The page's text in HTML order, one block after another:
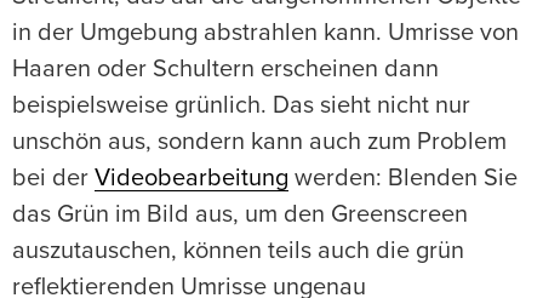
in der Umgebung abstrahlen kann. Umrisse von
Haaren oder Schultern erscheinen dann
beispielsweise grünlich. Das sieht nicht nur
unschön aus, sondern kann auch zum Problem
bei der Videobearbeitung werden: Blenden Sie
das Grün im Bild aus, um den Greenscreen
auszutauschen, können teils auch die grün
reflektierenden Umrisse ungenau